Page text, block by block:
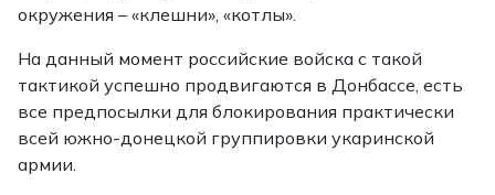
окружения – «клешни», «котлы».
На данный момент российские войска с такой
тактикой успешно продвигаются в Донбассе, есть
все предпосылки для блокирования практически
всей южно-донецкой группировки укаринской
армии.